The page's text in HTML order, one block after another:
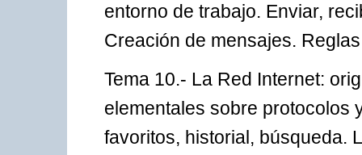
entorno de trabajo. Enviar,
Creación de mensajes.
Tema 10.- La Red Internet:
elementales sobre protocolos
favoritos, historial, búsqueda.